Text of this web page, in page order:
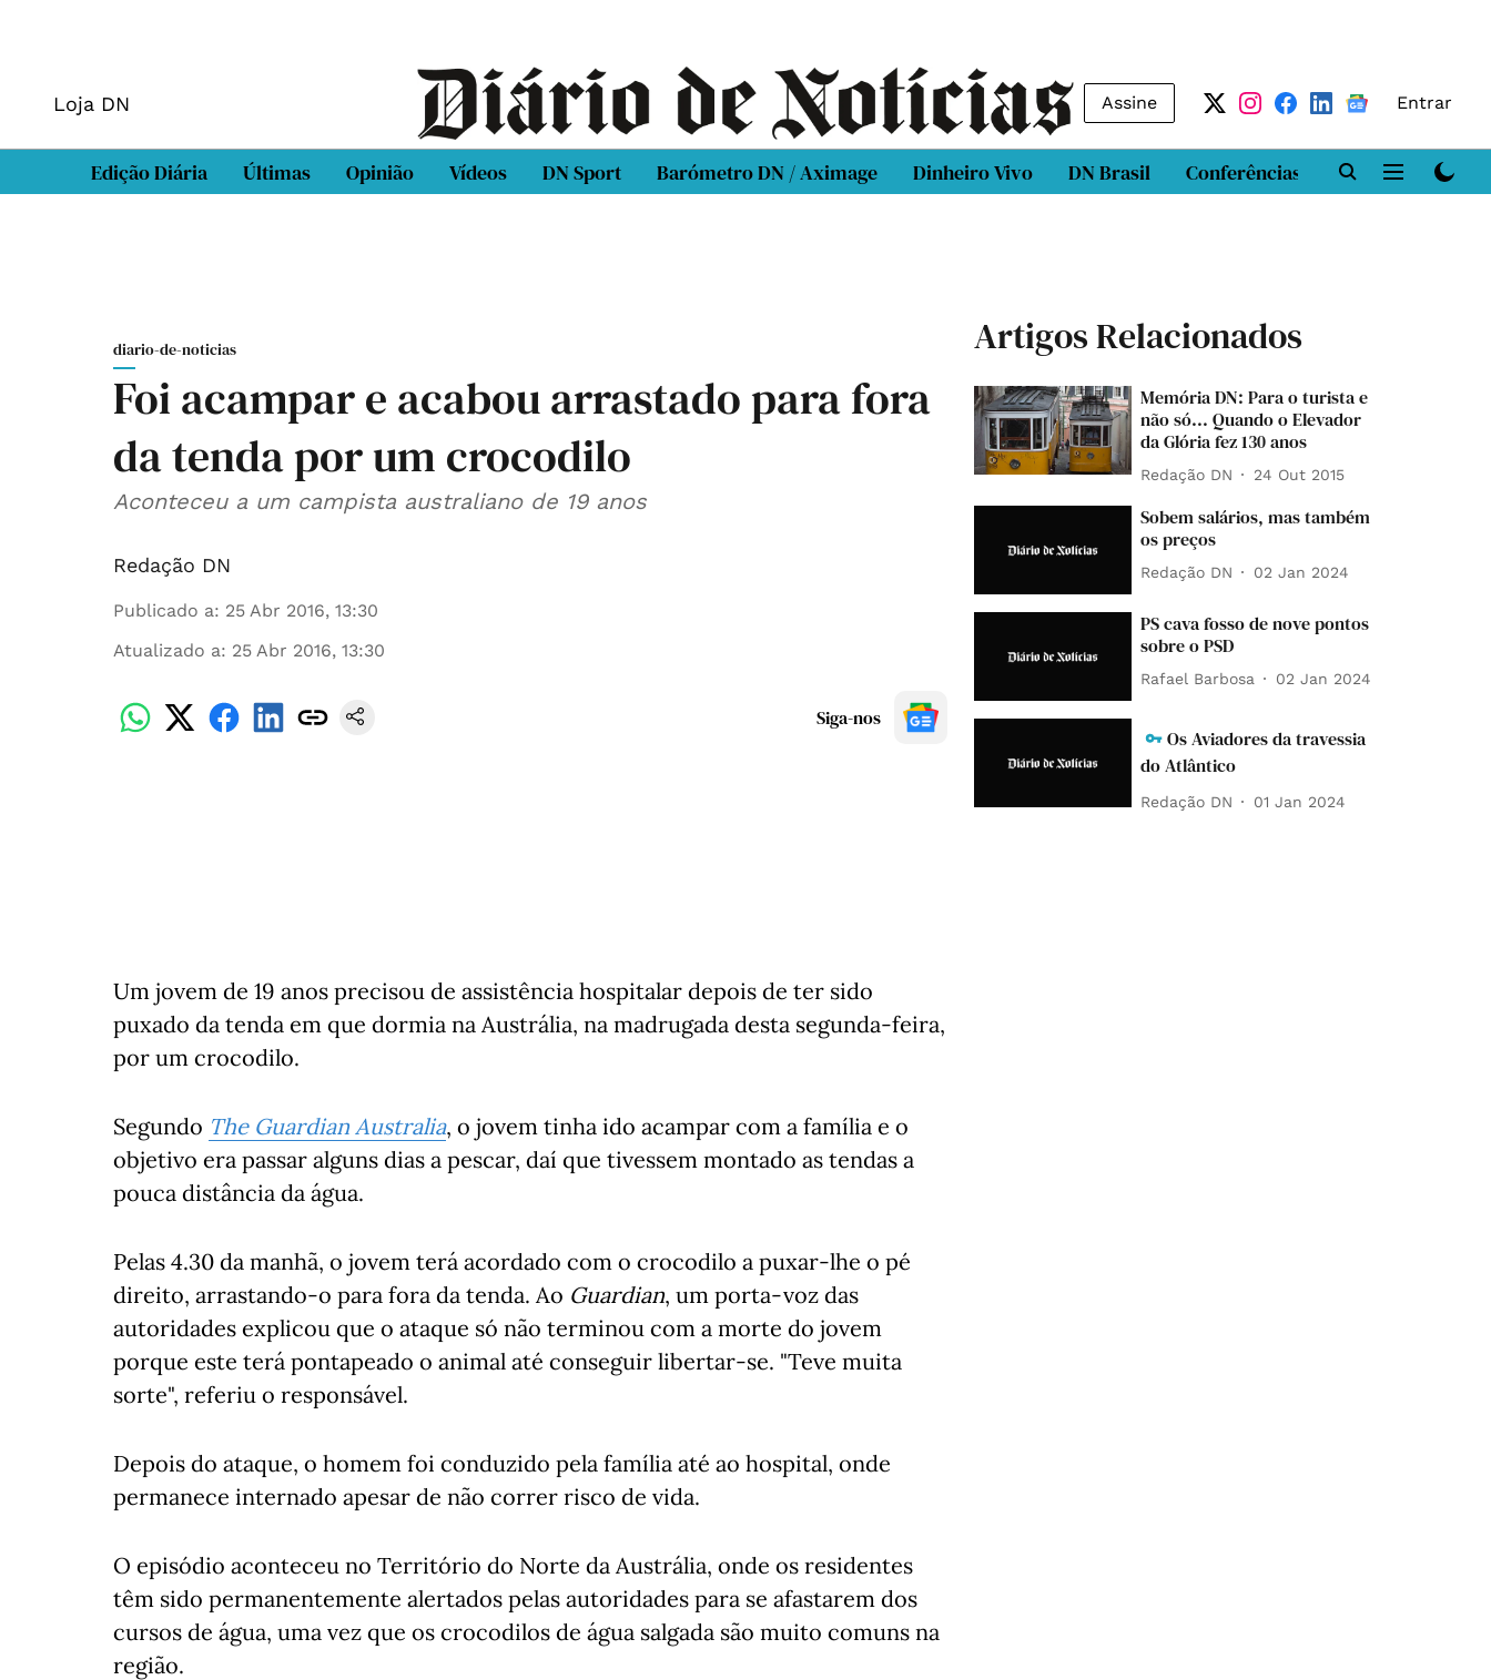
Loja DN Assine Entrar
Edição Diária Últimas Opinião Vídeos DN Sport Barómetro DN / Aximage Dinheiro Vivo DN Brasil Conferências DN LAB
diario-de-noticias
Foi acampar e acabou arrastado para fora
da tenda por um crocodilo
Aconteceu a um campista australiano de 19 anos
Redação DN
Publicado a: 25 Abr 2016, 13:30
Atualizado a: 25 Abr 2016, 13:30
Siga-nos
Um jovem de 19 anos precisou de assistência hospitalar depois de ter sido
puxado da tenda em que dormia na Austrália, na madrugada desta segunda-feira,
por um crocodilo.
Segundo The Guardian Australia, o jovem tinha ido acampar com a família e o
objetivo era passar alguns dias a pescar, daí que tivessem montado as tendas a
pouca distância da água.
Pelas 4.30 da manhã, o jovem terá acordado com o crocodilo a puxar-lhe o pé
direito, arrastando-o para fora da tenda. Ao Guardian, um porta-voz das
autoridades explicou que o ataque só não terminou com a morte do jovem
porque este terá pontapeado o animal até conseguir libertar-se. "Teve muita
sorte", referiu o responsável.
Depois do ataque, o homem foi conduzido pela família até ao hospital, onde
permanece internado apesar de não correr risco de vida.
O episódio aconteceu no Território do Norte da Austrália, onde os residentes
têm sido permanentemente alertados pelas autoridades para se afastarem dos
cursos de água, uma vez que os crocodilos de água salgada são muito comuns na
região.
Artigos Relacionados
Memória DN: Para o turista e
não só... Quando o Elevador
da Glória fez 130 anos
Redação DN 24 Out 2015
Sobem salários, mas também
os preços
Redação DN 02 Jan 2024
PS cava fosso de nove pontos
sobre o PSD
Rafael Barbosa 02 Jan 2024
Os Aviadores da travessia
do Atlântico
Redação DN 01 Jan 2024